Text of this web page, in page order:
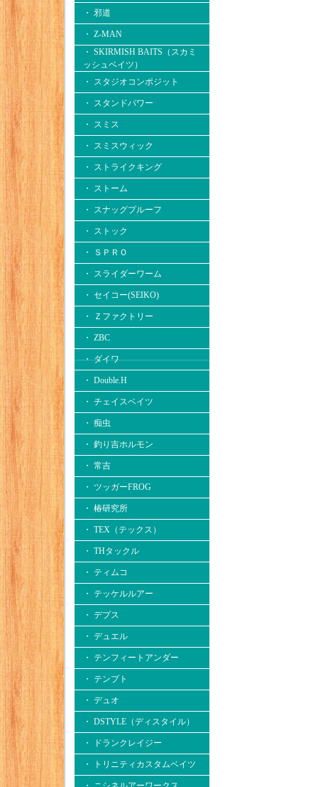
・ 邪道
・ Z-MAN
・ SKIRMISH BAITS（スカミ
ッシュベイツ）
・ スタジオコンポジット
・ スタンドパワー
・ スミス
・ スミスウィック
・ ストライクキング
・ ストーム
・ スナッグプルーフ
・ ストック
・ ＳＰＲＯ
・ スライダーワーム
・ セイコー(SEIKO)
・ Ｚファクトリー
・ ZBC
・ ダイワ
・ Double.H
・ チェイスベイツ
・ 痴虫
・ 釣り吉ホルモン
・ 常吉
・ ツッガーFROG
・ 椿研究所
・ TEX（テックス）
・ THタックル
・ ティムコ
・ テッケルルアー
・ デプス
・ デュエル
・ テンフィートアンダー
・ テンプト
・ デュオ
・ DSTYLE（ディスタイル）
・ ドランクレイジー
・ トリニティカスタムベイツ